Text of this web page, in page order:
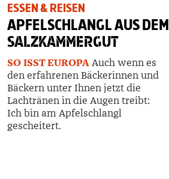
ESSEN & REISEN
APFELSCHLANGL AUS DEM
SALZKAMMERGUT
SO ISST EUROPAAuch wenn es
den erfahrenen Bäckerinnen und
Bäckern unter Ihnen jetzt die
Lachtränen in die Augen treibt:
Ich bin am Apfelschlangl
gescheitert.